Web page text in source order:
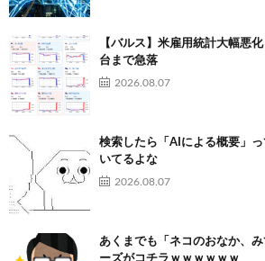
【バルス】米雇用統計大幅悪
台まで急落
2026.08.07
検索したら「AIによる概要」
いてるよな
2026.08.07
あくまでも「ネコのおなか、